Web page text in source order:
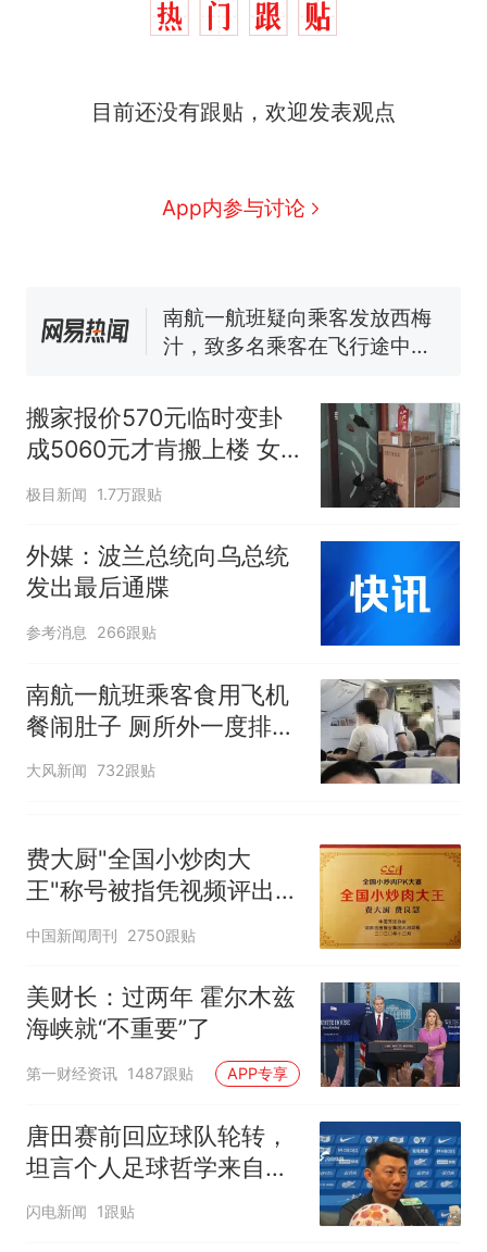
目前还没有跟贴，欢迎发表观点
App内参与讨论
热
那个在床头放菜刀的女孩，
交5060元才肯搬上楼！女子傻
已叫停招聘，成立调查组全面
核查
空调24小时开着反而更省电？
电力部门回应
南航一航班疑向乘客发放西梅
汁，致多名乘客在飞行途中排
人只有2个厕所；客服回应：并
非每架飞机都会发放西梅汁
因老师一句“跟我回家”改写了
人生
搬家报价570元临时变卦
成5060元才肯搬上楼 女
子傻眼
极目新闻 1.7万跟贴
外媒：波兰总统向乌总统
发出最后通牒
参考消息 266跟贴
南航一航班乘客食用飞机
餐闹肚子 厕所外一度排长
队
大风新闻 732跟贴
费大厨"全国小炒肉大
王"称号被指凭视频评出
官方回应
中国新闻周刊 2750跟贴
美财长：过两年 霍尔木兹
海峡就“不重要”了
第一财经资讯 1487跟贴 APP专享
唐田赛前回应球队轮转，
坦言个人足球哲学来自孙
子兵法
闪电新闻 1跟贴